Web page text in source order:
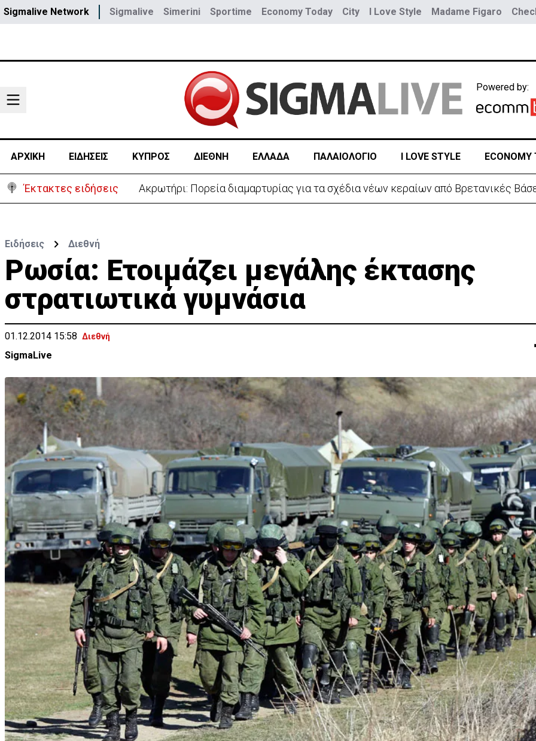
Sigmalive Network Sigmalive Simerini Sportime Economy Today City I Love Style Madame Figaro
Powered by:
ΑΡΧΙΚΗ ΕΙΔΗΣΕΙΣ ΚΥΠΡΟΣ ΔΙΕΘΝΗ ΕΛΛΑΔΑ ΠΑΛΑΙΟΛΟΓΙΟ I LOVE STYLE ECONOMY
Έκτακτες ειδήσεις Ακρωτήρι: Πορεία διαμαρτυρίας για τα σχέδια νέων κεραίων από Βρετανικές
Ειδήσεις Διεθνή
Ρωσία: Ετοιμάζει μεγάλης έκτασης
στρατιωτικά γυμνάσια
01.12.2014 15:58 Διεθνή
SigmaLive